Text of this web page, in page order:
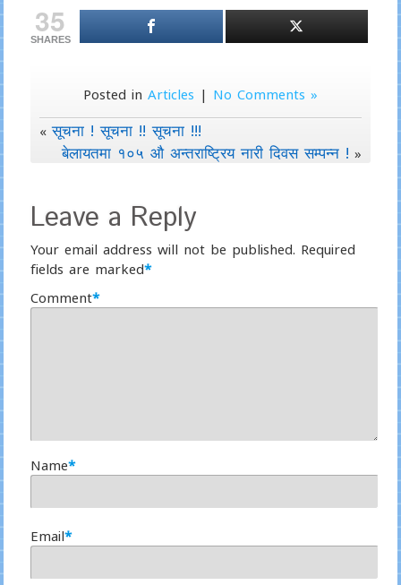
35
SHARES
Posted in Articles | No Comments »
«सूचना ! सूचना !! सूचना !!!
बेलायतमा १०५ औ अन्तराष्ट्रिय नारी दिवस सम्पन्न ! »
Leave a Reply
Your email address will not be published. Required
fields are marked*
Comment*
Name*
Email*